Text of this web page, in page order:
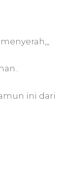
ini dari